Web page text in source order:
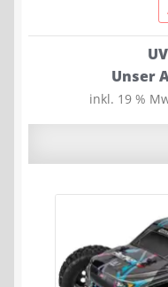
Preis
war:
Unser
inkl. 19 %